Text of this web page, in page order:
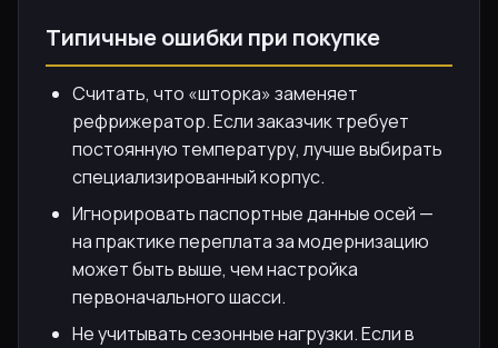
Типичные ошибки при покупке
Считать, что «шторка» заменяет
рефрижератор. Если заказчик требует
постоянную температуру, лучше выбирать
специализированный корпус.
Игнорировать паспортные данные осей —
на практике переплата за модернизацию
может быть выше, чем настройка
первоначального шасси.
Не учитывать сезонные нагрузки. Если в